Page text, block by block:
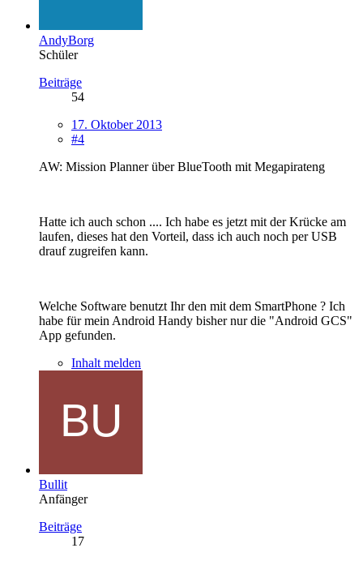
AndyBorg
Schüler
Beiträge
54
17. Oktober 2013
#4
AW: Mission Planner über BlueTooth mit Megapirateng
Hatte ich auch schon .... Ich habe es jetzt mit der Krücke am
laufen, dieses hat den Vorteil, dass ich auch noch per USB
drauf zugreifen kann.
Welche Software benutzt Ihr den mit dem SmartPhone ? Ich
habe für mein Android Handy bisher nur die "Android GCS"
App gefunden.
Inhalt melden
Bullit
Anfänger
Beiträge
17